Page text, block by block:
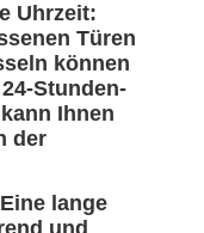
Uhrzeit:
Türen
können
Stunden-
Ihnen
der
lange